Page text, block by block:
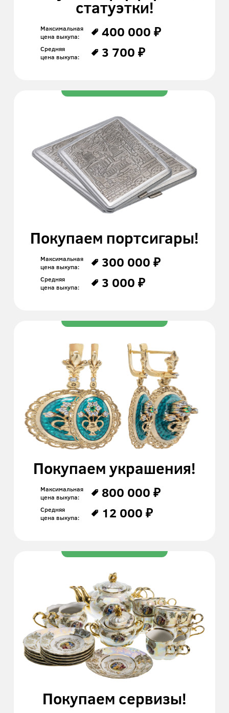
статуэтки!
Максимальная
цена выкупа:
400 000 ₽
Средняя
цена выкупа:
3 700 ₽
Покупаем портсигары!
Максимальная
цена выкупа:
300 000 ₽
Средняя
цена выкупа:
3 000 ₽
Покупаем украшения!
Максимальная
цена выкупа:
800 000 ₽
Средняя
цена выкупа:
12 000 ₽
Покупаем сервизы!